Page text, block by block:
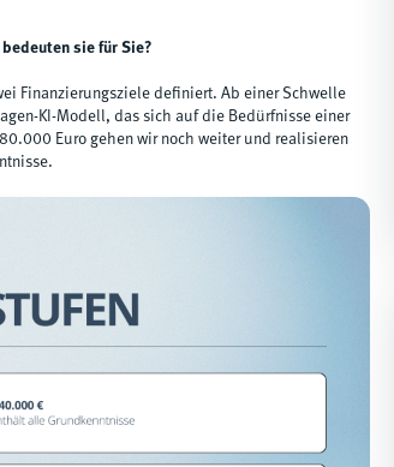
sie für Sie?
Finanzierungsziele definiert. Ab einer Schwelle
KI-Modell, das sich auf die Bedürfnisse einer
Euro gehen wir noch weiter und realisieren